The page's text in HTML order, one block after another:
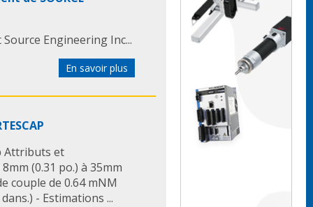
Engineering Inc...
En savoir plus
Attributs et
(0.31 po.) à 35mm
couple de 0.64 mNM
- Estimations ...